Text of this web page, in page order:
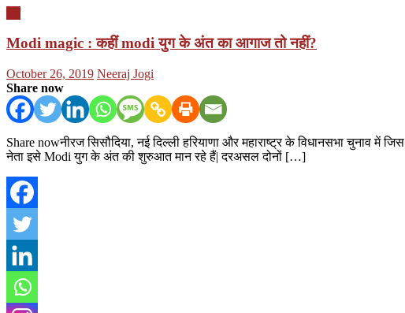
Modi magic : कहीं modi युग के अंत का आगाज तो नहीं?
Posted
on
October 26, 2019 Author
Neeraj Jogi
Share now
Share nowनीरज सिसौदिया, नई दिल्ली हरियाणा और महाराष्ट्र के विधानसभा
नेता इसे Modi युग के अंत की शुरुआत मान रहे हैं| दरअसल दोनों […]